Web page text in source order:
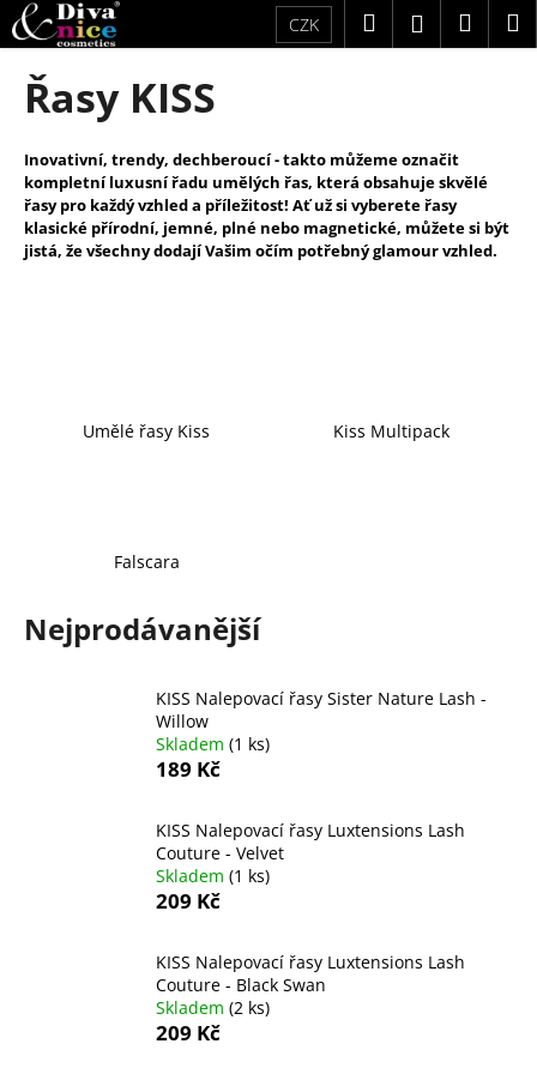
Přejít
na
obsah
CZK HledatPřihlášení
Řasy KISS
Inovativní, trendy, dechberoucí - takto můžeme označit
kompletní luxusní řadu umělých řas, která obsahuje skvělé
řasy pro každý vzhled a příležitost! Ať už si vyberete řasy
klasické přírodní, jemné, plné nebo magnetické, můžete si být
jistá, že všechny dodají Vašim očím potřebný glamour vzhled.
Umělé řasy Kiss Kiss Multipack
Falscara
Nejprodávanější
KISS Nalepovací řasy Sister Nature Lash -
Willow
Skladem (1 ks)
189 Kč
KISS Nalepovací řasy Luxtensions Lash
Couture - Velvet
Skladem (1 ks)
209 Kč
KISS Nalepovací řasy Luxtensions Lash
Couture - Black Swan
Skladem (2 ks)
209 Kč
K
o
o
p
o
t
í